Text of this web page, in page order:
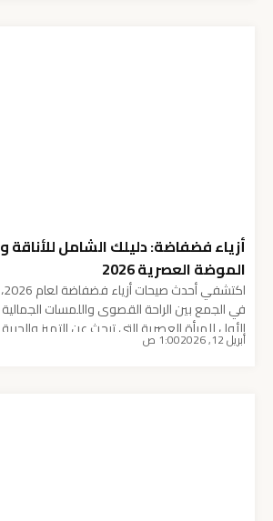
أزياء فضفاضة: دليلك الشامل للأناقة
الموضة العصرية 2026
في الجمع بين الراحة القصوى واللمسات الجمالية
الأول للمرأة العصرية التي تبحث عن التميز
أبريل 12, 2026 1:00 ص